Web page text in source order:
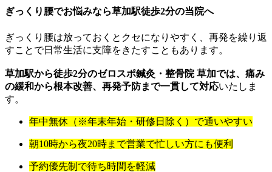
ぎっくり腰でお悩みなら草加駅徒歩2分の当院へ
ぎっくり腰は放っておくとクセになりやすく、再発を繰り返
すことで日常生活に支障をきたすこともあります。
草加駅から徒歩2分のゼロスポ鍼灸・整骨院 草加では、痛み
の緩和から根本改善、再発予防まで一貫して対応いたしま
す。
年中無休（※年末年始・研修日除く）で通いやすい
朝10時から夜20時まで営業で忙しい方にも便利
予約優先制で待ち時間を軽減